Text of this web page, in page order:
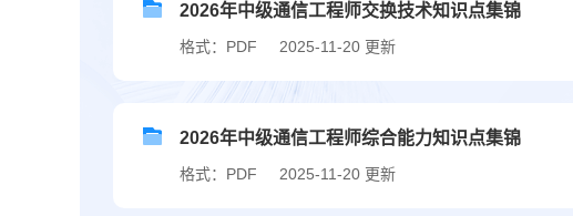
2026年中级通信工程师交换技术知识点集锦
格式：PDF 2025-11-20 更新
2026年中级通信工程师综合能力知识点集锦
格式：PDF 2025-11-20 更新